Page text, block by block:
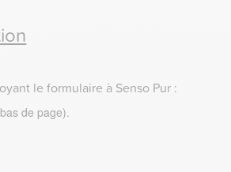
le formulaire à Senso Pur :
de page).